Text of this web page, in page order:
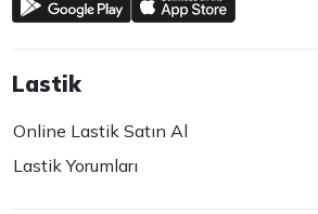
Lastik
Online Lastik Satın Al
Lastik Yorumları